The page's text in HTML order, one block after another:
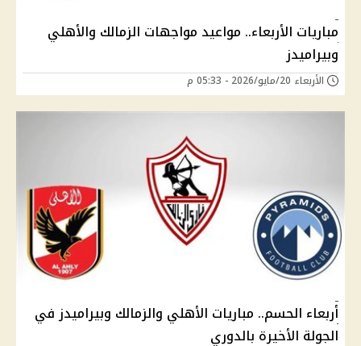
مباريات الأربعاء.. مواعيد مواجهات الزمالك والأهلي
وبيراميدز
الأربعاء 20/مايو/2026 - 05:33 م
أربعاء الحسم.. مباريات الأهلي والزمالك وبيراميدز في
الجولة الأخيرة بالدوري